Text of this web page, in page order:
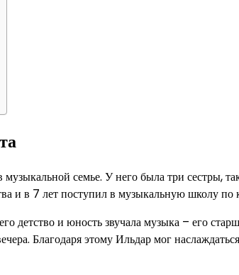
семье. У него была три сестры,
и в 7 лет поступил в музыкальную школу по
детство и юность звучала музыка – его
Благодаря этому Ильдар мог